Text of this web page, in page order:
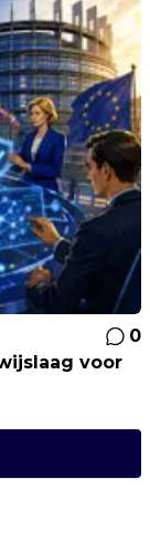
0
voor